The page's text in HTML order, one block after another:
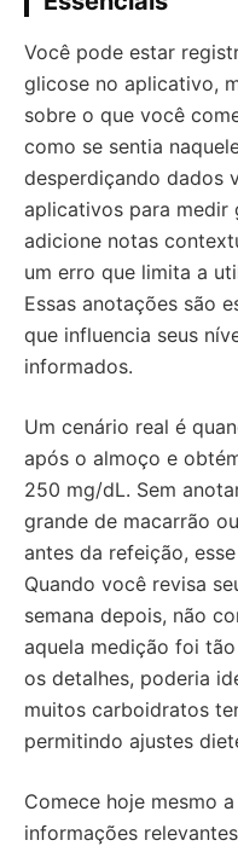
Você pode estar
glicose no aplicativo,
sobre o que você
como se sentia
desperdiçando dados
aplicativos para medir
adicione notas
um erro que limita a
Essas anotações são
que influencia seus
informados.
Um cenário real é
após o almoço e
250 mg/dL. Sem
grande de macarrão
antes da refeição,
Quando você revisa
semana depois, não
aquela medição foi
os detalhes, poderia
muitos carboidratos
permitindo ajustes
Comece hoje mesmo
informações